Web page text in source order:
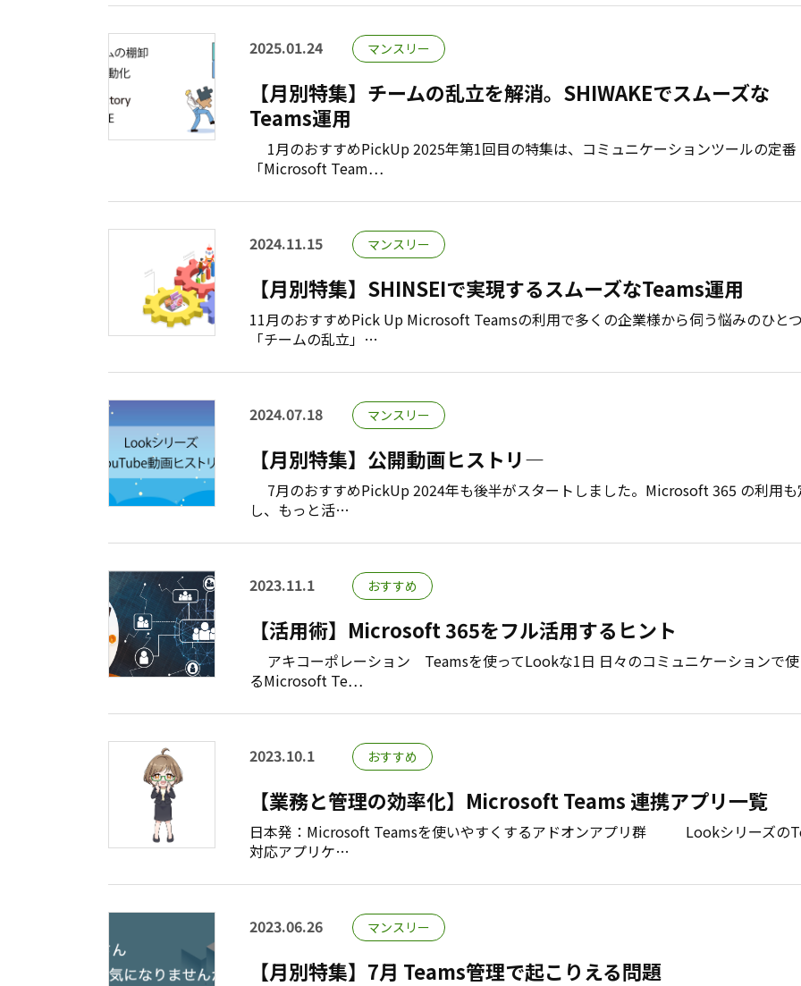
2025.01.24 マンスリー
【月別特集】チームの乱立を解消。SHIWAKEでスムーズな
Teams運用
1月のおすすめPickUp 2025年第1回目の特集は、コミュニケーションツールの定番
「Microsoft Team…
2024.11.15 マンスリー
【月別特集】SHINSEIで実現するスムーズなTeams運用
11月のおすすめPick Up Microsoft Teamsの利用で多くの企業様から伺う悩みのひと
「チームの乱立」…
2024.07.18 マンスリー
【月別特集】公開動画ヒストリ―
7月のおすすめPickUp 2024年も後半がスタートしました。Microsoft 365 の利用も
し、もっと活…
2023.11.1 おすすめ
【活用術】Microsoft 365をフル活用するヒント
アキコーポレーション Teamsを使ってLookな1日 日々のコミュニケーションで使
るMicrosoft Te…
2023.10.1 おすすめ
【業務と管理の効率化】Microsoft Teams 連携アプリ一覧
日本発：Microsoft Teamsを使いやすくするアドオンアプリ群 Lookシリーズの
対応アプリケ…
2023.06.26 マンスリー
【月別特集】7月 Teams管理で起こりえる問題